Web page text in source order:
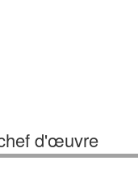
d'œuvre